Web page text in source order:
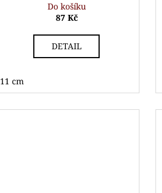
Do košíku
87 Kč
DETAIL
11 cm